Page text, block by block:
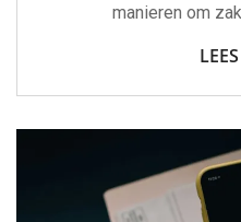
manieren om